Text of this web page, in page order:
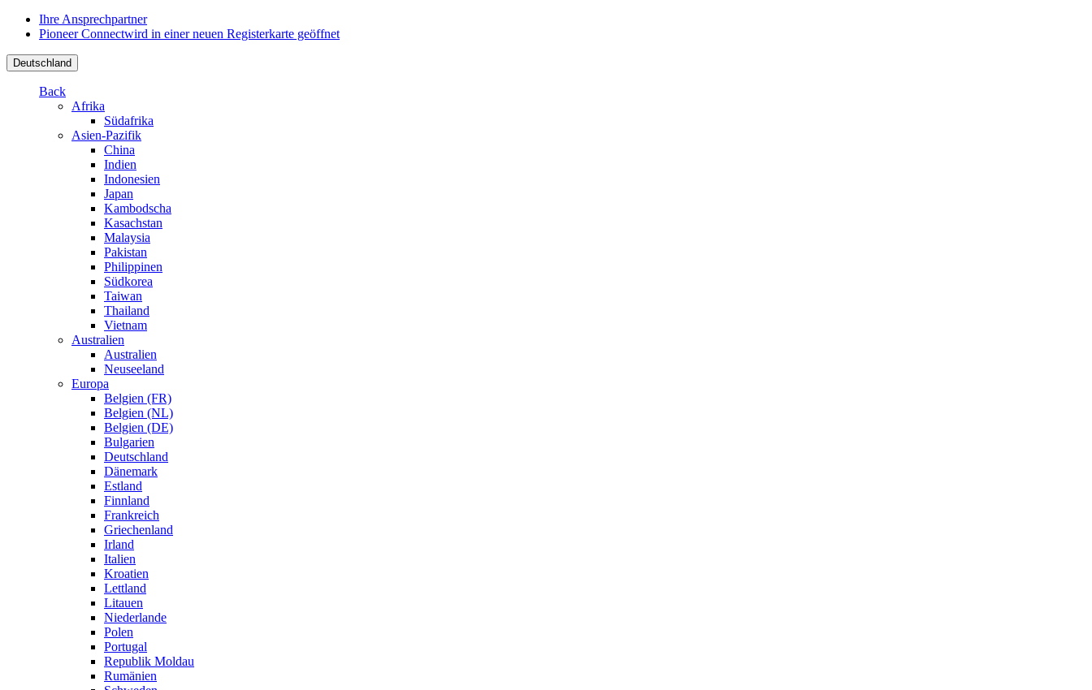
Ihre Ansprechpartner
Pioneer Connectwird in einer neuen Registerkarte geöffnet
Deutschland
Back
Afrika
Südafrika
Asien-Pazifik
China
Indien
Indonesien
Japan
Kambodscha
Kasachstan
Malaysia
Pakistan
Philippinen
Südkorea
Taiwan
Thailand
Vietnam
Australien
Australien
Neuseeland
Europa
Belgien (FR)
Belgien (NL)
Belgien (DE)
Bulgarien
Deutschland
Dänemark
Estland
Finnland
Frankreich
Griechenland
Irland
Italien
Kroatien
Lettland
Litauen
Niederlande
Polen
Portugal
Republik Moldau
Rumänien